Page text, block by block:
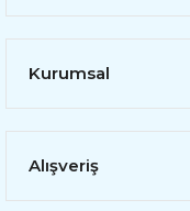
Kurumsal
Alışveriş